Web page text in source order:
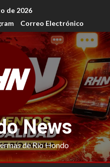
de 2026
Correo Electrónico
News
de Río Hondo